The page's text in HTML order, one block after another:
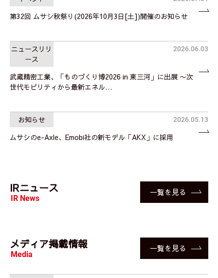
第32回 ムサシ秋祭り(2026年10月3日[土])開催のお知らせ
ニュースリリ
ース
武蔵精密工業、「ものづくり博2026 in 東三河」に出展 〜次
世代モビリティから最新エネル…
2026.06.03
お知らせ
ムサシのe-Axle、Emobi社の新モデル「AKX」に採用
2026.05.13
IRニュース
IR News
一覧を見る
メディア掲載情報
Media
一覧を見る